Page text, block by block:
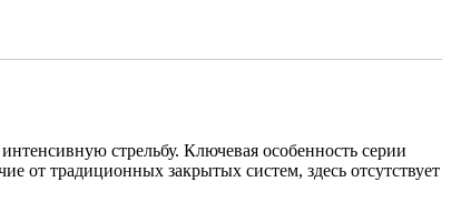
стрельбу. Ключевая особенность серии
от традиционных закрытых систем, здесь отсутствует